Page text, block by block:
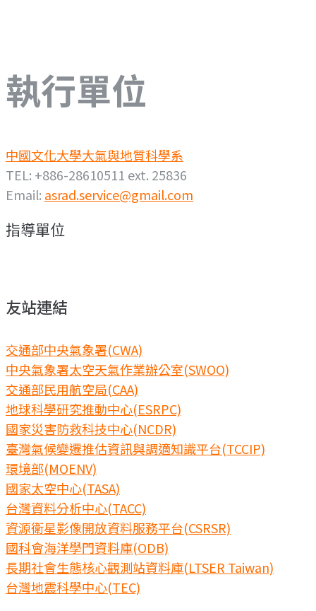
執行單位
中國文化大學大氣與地質科學系
TEL: +886-28610511 ext. 25836
Email: asrad.service@gmail.com
指導單位
友站連結
交通部中央氣象署(CWA)
中央氣象署太空天氣作業辦公室(SWOO)
交通部民用航空局(CAA)
地球科學研究推動中心(ESRPC)
國家災害防救科技中心(NCDR)
臺灣氣候變遷推估資訊與調適知識平台(TCCIP)
環境部(MOENV)
國家太空中心(TASA)
台灣資料分析中心(TACC)
資源衛星影像開放資料服務平台(CSRSR)
國科會海洋學門資料庫(ODB)
長期社會生態核心觀測站資料庫(LTSER Taiwan)
台灣地震科學中心(TEC)